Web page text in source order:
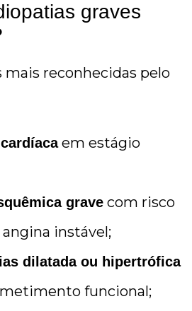
graves
mais reconhecidas pelo
em estágio
grave com risco
instável;
dilatada ou hipertrófica
funcional;